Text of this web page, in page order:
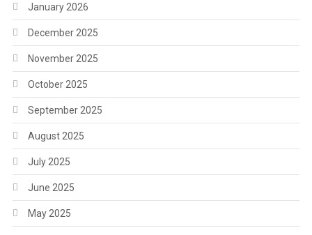
January 2026
December 2025
November 2025
October 2025
September 2025
August 2025
July 2025
June 2025
May 2025